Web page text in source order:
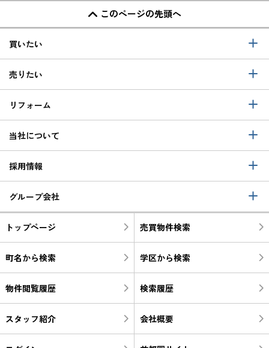
このページの先頭へ
買いたい
売りたい
リフォーム
当社について
採用情報
グループ会社
トップページ 売買物件検索
町名から検索 学区から検索
物件閲覧履歴 検索履歴
スタッフ紹介 会社概要